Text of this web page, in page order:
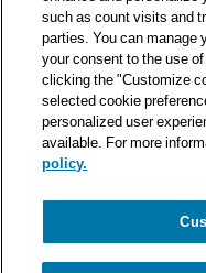
en aucun cas se
professionnel en fonction
particulier est apporté à la
Deloitte Société d’Avocats
aux éventuelles erreurs et
such as count visits and
parties. You can manage
your consent to the use
clicking the "Customize
selected cookie
personalized user
available. For more
policy.